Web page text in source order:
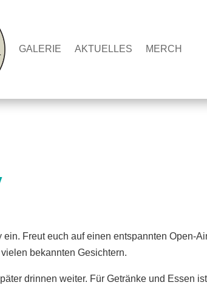
GALERIE AKTUELLES MERCH
Freut euch auf einen entspannten Open-
bekannten Gesichtern.
drinnen weiter. Für Getränke und Essen ist